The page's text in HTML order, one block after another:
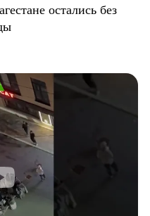
остались без